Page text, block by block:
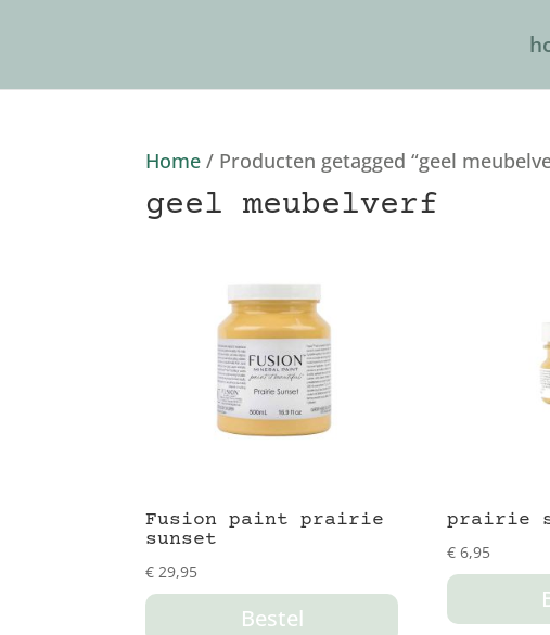
Home / Producten getagged “geel
geel meubelverf
Fusion paint prairie
sunset
€ 29,95
Bestel
prairie
€ 6,95